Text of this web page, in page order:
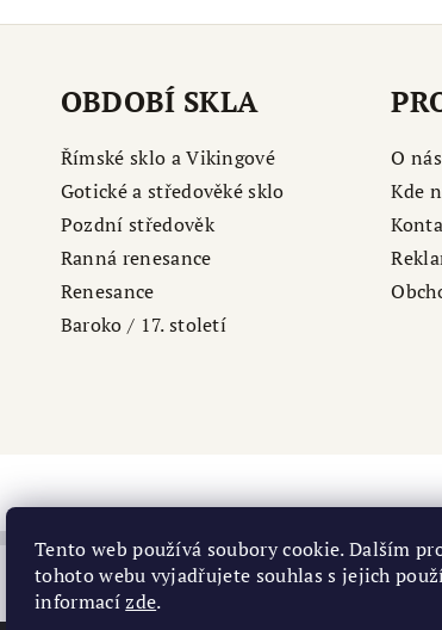
OBDOBÍ SKLA
Římské sklo a Vikingové
Gotické a středověké sklo
Pozdní středověk
Ranná renesance
Renesance
Baroko / 17. století
O nás
Kde
Národní kulturní památka Levý Hradec
Tento web používá soubory cookie. Dalším
tohoto webu vyjadřujete souhlas s jejich
informacízde.